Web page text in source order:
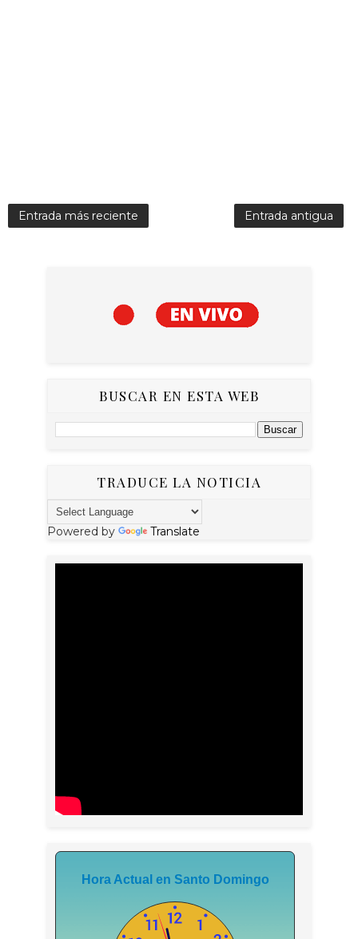
Entrada más reciente Entrada antigua
BUSCAR EN ESTA WEB
TRADUCE LA NOTICIA
Powered by Translate
Hora Actual en Santo Domingo